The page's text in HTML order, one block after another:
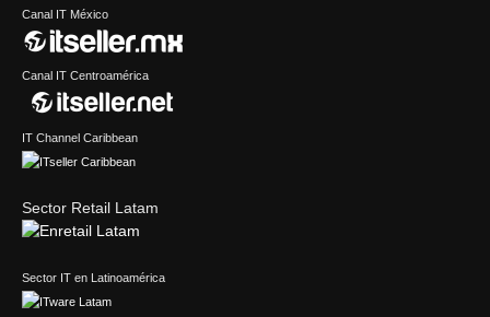
Canal IT México
Canal IT Centroamérica
IT Channel Caribbean
Sector Retail Latam
Sector IT en Latinoamérica